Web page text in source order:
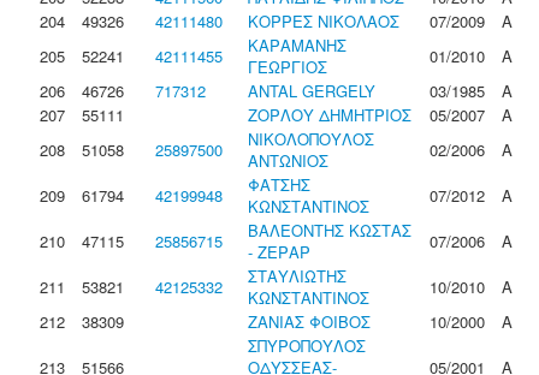
204
49326 42111480 ΚΟΡΡΕΣ ΝΙΚΟΛΑΟΣ 07/2009
Α
205
52241 42111455
ΚΑΡΑΜΑΝΗΣ
ΓΕΩΡΓΙΟΣ
01/2010
Α
206
46726 717312 ANTAL GERGELY 03/1985
Α
207
55111 ΖΟΡΛΟΥ ΔΗΜΗΤΡΙΟΣ 05/2007
Α
208
51058 25897500
ΝΙΚΟΛΟΠΟΥΛΟΣ
ΑΝΤΩΝΙΟΣ
02/2006
Α
209
61794 42199948
ΦΑΤΣΗΣ
ΚΩΝΣΤΑΝΤΙΝΟΣ
07/2012
Α
210
47115 25856715
ΒΑΛΕΟΝΤΗΣ ΚΩΣΤΑΣ
- ΖΕΡΑΡ
07/2006
Α
211
53821 42125332
ΣΤΑΥΛΙΩΤΗΣ
ΚΩΝΣΤΑΝΤΙΝΟΣ
10/2010
Α
212
38309 ΖΑΝΙΑΣ ΦΟΙΒΟΣ 10/2000
Α
213
51566
ΣΠΥΡΟΠΟΥΛΟΣ
ΟΔΥΣΣΕΑΣ-
05/2001 Α